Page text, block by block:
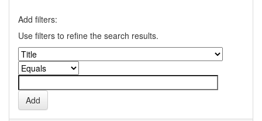
Add filters:
Use filters to refine the search results.